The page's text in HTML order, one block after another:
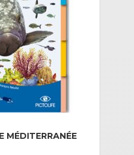
MÉDITERRANÉE